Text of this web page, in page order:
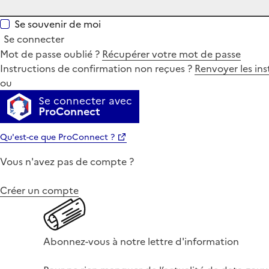
Se souvenir de moi
Se connecter
Mot de passe oublié ? Récupérer votre mot de passe
Instructions de confirmation non reçues ? Renvoyer les
ou
Se connecter avec
ProConnect
Qu'est-ce que ProConnect ?
Vous n'avez pas de compte ?
Créer un compte
Abonnez-vous à notre lettre d'information